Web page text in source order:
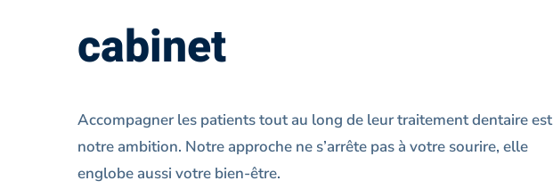
cabinet
Accompagner les patients tout au long de leur traitement dentaire est
notre ambition. Notre approche ne s’arrête pas à votre sourire, elle
englobe aussi votre bien-être.